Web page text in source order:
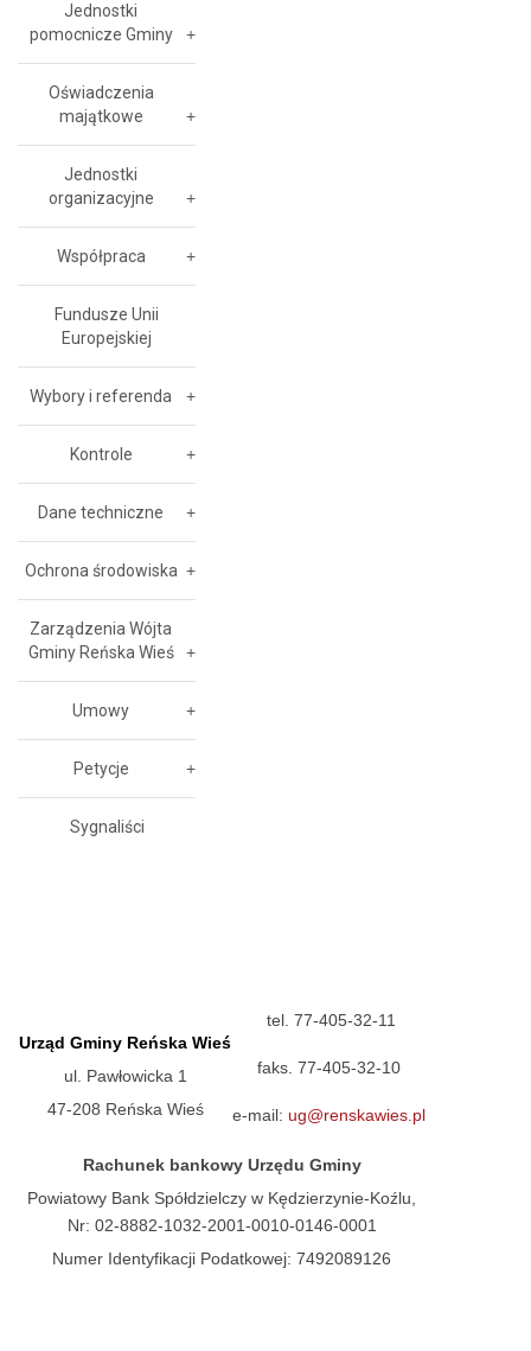
Jednostki
pomocnicze Gminy
Oświadczenia
majątkowe
Jednostki
organizacyjne
Współpraca
Fundusze Unii
Europejskiej
Wybory i referenda
Kontrole
Dane techniczne
Ochrona środowiska
Zarządzenia Wójta
Gminy Reńska Wieś
Umowy
Petycje
Sygnaliści
Urząd Gminy Reńska Wieś
ul. Pawłowicka 1
47-208 Reńska Wieś
tel. 77-405-32-11
faks. 77-405-32-10
e-mail: ug@renskawies.pl
Rachunek bankowy Urzędu Gminy
Powiatowy Bank Spółdzielczy w Kędzierzynie-Koźlu,
Nr: 02-8882-1032-2001-0010-0146-0001
Numer Identyfikacji Podatkowej: 7492089126